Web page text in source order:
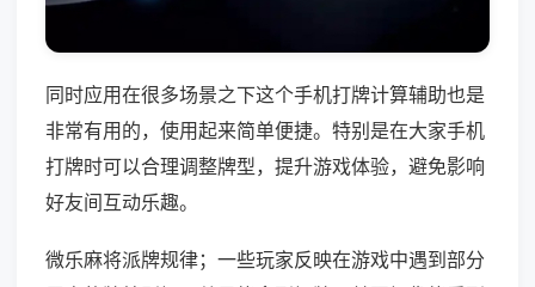
同时应用在很多场景之下这个手机打牌计算辅助也是
非常有用的，使用起来简单便捷。特别是在大家手机
打牌时可以合理调整牌型，提升游戏体验，避免影响
好友间互动乐趣。
微乐麻将派牌规律；一些玩家反映在游戏中遇到部分